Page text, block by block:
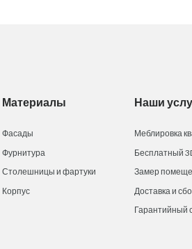
Материалы
Фасады
Фурнитура
Столешницы и фартуки
Корпус
Наши
Меблировка
Бесплатный
Замер
Доставка и
Гарантийный